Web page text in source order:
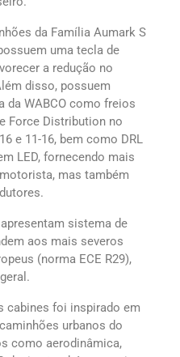
da Família Aumark S
uma tecla de
a redução no
disso, possuem
da WABCO como freios
Force Distribution no
e 11-16, bem como DRL
LED, fornecendo mais
mas também
sistema de
aos mais severos
(norma ECE R29),
cabines foi inspirado em
urbanos do
como aerodinâmica,